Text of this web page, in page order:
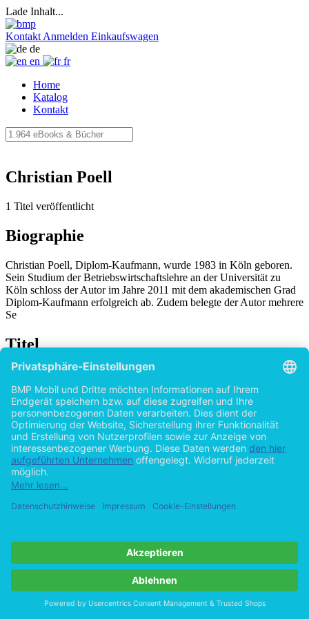
Lade Inhalt...
Kontakt Anmelden Einkaufswagen
de
en
fr
Home
Katalog
Kontakt
Christian Poell
1 Titel veröffentlicht
Biographie
Christian Poell, Diplom-Kaufmann, wurde 1983 in Köln geboren.
Sein Studium der Betriebswirtschaftslehre an der Universität zu
Köln schloss der Autor im Jahre 2011 mit dem akademischen Grad
Diplom-Kaufmann erfolgreich ab. Zudem belegte der Autor mehrere
Se
Titel
Skandal in Hollywood: Die Wirkung von
negativen Berichterstattungen über Superstars
auf die Einspielergebnisse ihrer Filme
vonChristian Poell (Autor:in) 2015
©2010
118 Seiten
Hilfe/FAQ
Impressum
Vertrag widerrufen
Zur Desktop-Version
Copyright ©Imprint in der Bedey & Thoms Media GmbH
byOpen Publishing
Cookie-Einstellungen